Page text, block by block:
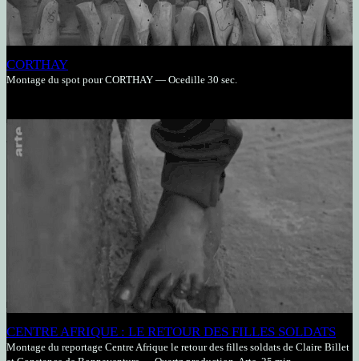
CORTHAY
Montage du spot pour CORTHAY — Ocedille 30 sec.
CENTRE AFRIQUE : LE RETOUR DES FILLES SOLDATS
Montage du reportage Centre Afrique le retour des filles soldats de Claire Billet